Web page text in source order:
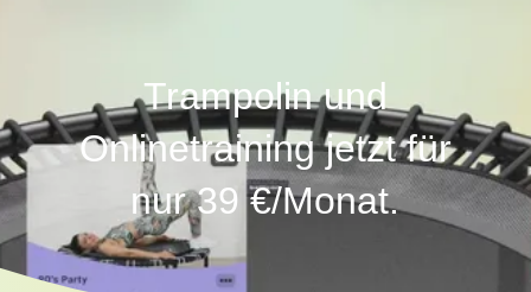
Trampolin und
Onlinetraining jetzt für
nur 39 €/Monat.